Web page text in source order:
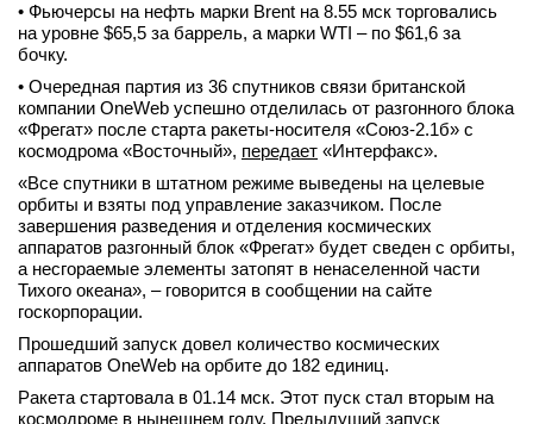
• Фьючерсы на нефть марки Brent на 8.55 мск торговались
на уровне $65,5 за баррель, а марки WTI – по $61,6 за
бочку.
• Очередная партия из 36 спутников связи британской
компании OneWeb успешно отделилась от разгонного блока
«Фрегат» после старта ракеты-носителя «Союз-2.1б» с
космодрома «Восточный», передает «Интерфакс».
«Все спутники в штатном режиме выведены на целевые
орбиты и взяты под управление заказчиком. После
завершения разведения и отделения космических
аппаратов разгонный блок «Фрегат» будет сведен с орбиты,
а несгораемые элементы затопят в ненаселенной части
Тихого океана», – говорится в сообщении на сайте
госкорпорации.
Прошедший запуск довел количество космических
аппаратов OneWeb на орбите до 182 единиц.
Ракета стартовала в 01.14 мск. Этот пуск стал вторым на
космодроме в нынешнем году. Предыдущий запуск